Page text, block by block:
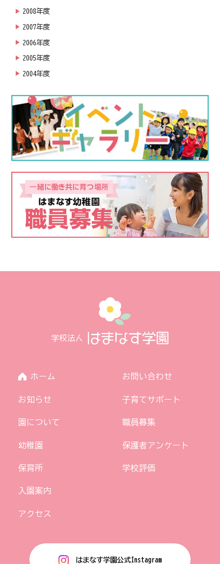
2008年度
2007年度
2006年度
2005年度
2004年度
ホーム
お知らせ
園について
幼稚園
保育所
入園案内
アクセス
お問い合わせ
子育てサポート
職員募集
保護者アンケート
学校評価
はまなす学園公式Instagram